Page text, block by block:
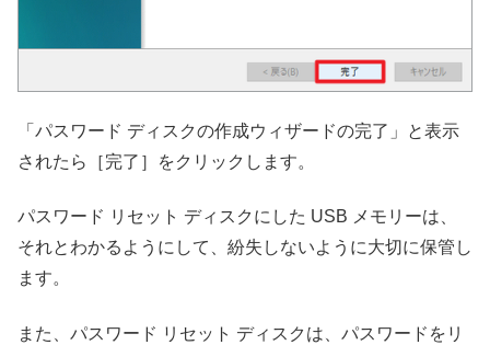
「パスワード ディスクの作成ウィザードの完了」と表示
されたら［完了］をクリックします。
パスワード リセット ディスクにした USB メモリーは、
それとわかるようにして、紛失しないように大切に保管し
ます。
また、パスワード リセット ディスクは、パスワードをリ